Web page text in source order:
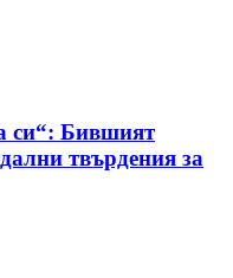
си“: Бившият
твърдения за